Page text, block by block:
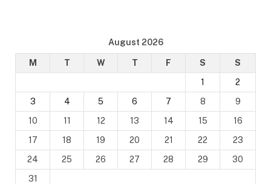
August 2026
M T W T F S
S
1
2
3
4 5 6 7 8
9
10
11 12 13 14 15
16
17
18 19 20 21 22
23
24
25 26 27 28 29
30
31